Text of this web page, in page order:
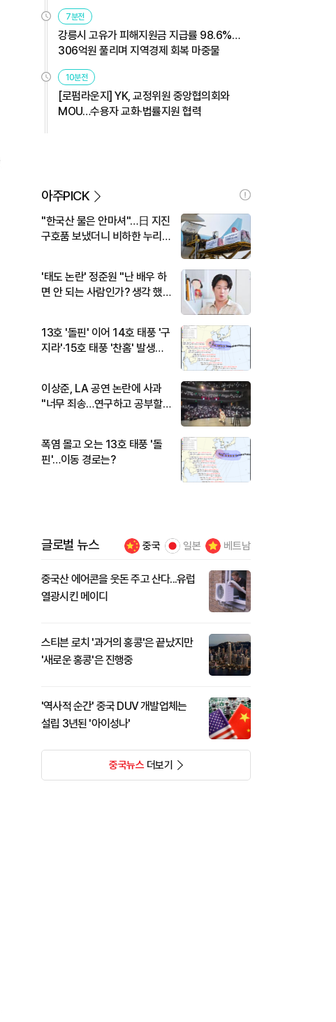
7분전
강릉시 고유가 피해지원금 지급률 98.6%…
306억원 풀리며 지역경제 회복 마중물
10분전
[로펌라운지] YK, 교정위원 중앙협의회와
MOU…수용자 교화·법률지원 협력
아주PICK
"한국산 물은 안마셔"…日 지진
구호품 보냈더니 비하한 누리
'태도 논란' 정준원 "난 배우 하
면 안 되는 사람인가? 생각 했
13호 '돌핀' 이어 14호 태풍 '구
지라'·15호 태풍 '찬홈' 발생…
이상준, LA 공연 논란에 사과
"너무 죄송…연구하고 공부할
폭염 몰고 오는 13호 태풍 '돌
핀'…이동 경로는?
글로벌 뉴스 중국 일본 베트남
중국산 에어콘을 웃돈 주고 산다...유럽
열광시킨 메이디
스티븐 로치 '과거의 홍콩'은 끝났지만
'새로운 홍콩'은 진행중
'역사적 순간' 중국 DUV 개발업체는
설립 3년된 '아이성나'
중국뉴스더보기